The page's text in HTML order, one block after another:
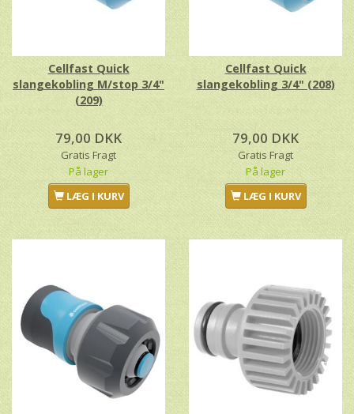
Cellfast Quick
slangekobling M/stop 3/4"
(209)
79,00 DKK
Gratis Fragt
På lager
LÆG I KURV
Cellfast Quick
slangekobling 3/4" (208)
79,00 DKK
Gratis Fragt
På lager
LÆG I KURV